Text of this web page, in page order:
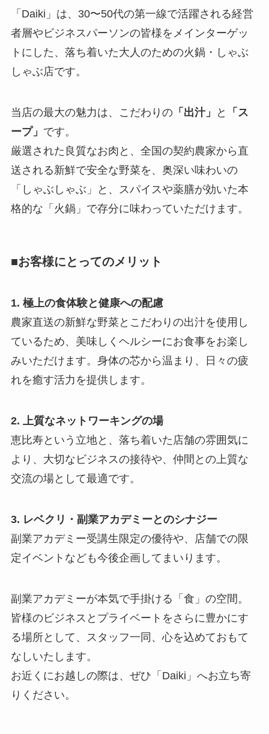
「Daiki」は、30〜50代の第一線で活躍される経営
者層やビジネスパーソンの皆様をメインターゲッ
トにした、落ち着いた大人のための火鍋・しゃぶ
しゃぶ店です。
当店の最大の魅力は、こだわりの「出汁」 と
「ス
ープ」 です。
厳選された良質なお肉と、全国の契約農家から直
送される新鮮で安全な野菜を、奥深い味わいの
「しゃぶしゃぶ」と、スパイスや薬膳が効いた本
格的な「火鍋」で存分に味わっていただけます。
■お客様にとってのメリット
1. 極上の食体験と健康への配慮
農家直送の新鮮な野菜とこだわりの出汁を使用し
ているため、美味しくヘルシーにお食事をお楽し
みいただけます。身体の芯から温まり、日々の疲
れを癒す活力を提供します。
2. 上質なネットワーキングの場
恵比寿という立地と、落ち着いた店舗の雰囲気に
より、大切なビジネスの接待や、仲間との上質な
交流の場として最適です。
3. レベクリ・副業アカデミーとのシナジー
副業アカデミー受講生限定の優待や、店舗での限
定イベントなども今後企画してまいります。
副業アカデミーが本気で手掛ける「食」の空間。
皆様のビジネスとプライベートをさらに豊かにす
る場所として、スタッフ一同、心を込めておもて
なしいたします。
お近くにお越しの際は、ぜひ「Daiki」へお立ち寄
りください。